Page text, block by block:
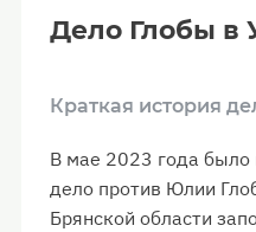
Дело Глобы в
Краткая история
В мае 2023 года было
дело против Юлии
Брянской области